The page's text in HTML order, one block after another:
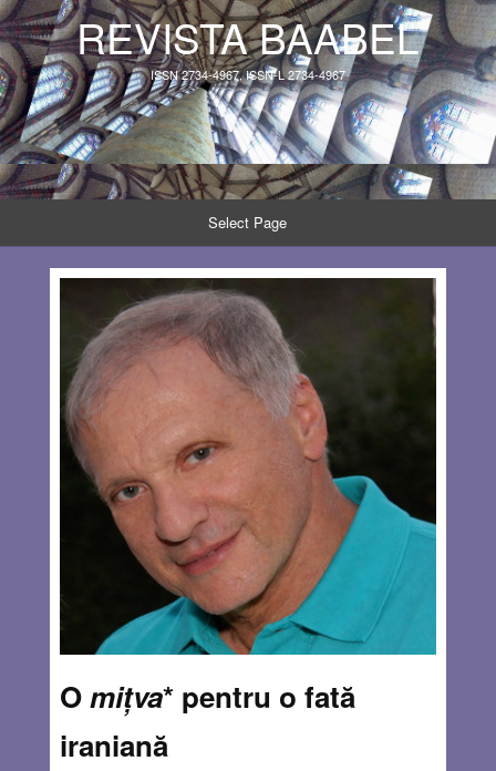
REVISTA BAABEL
ISSN 2734-4967, ISSN-L 2734-4967
Select Page
Omițva* pentru o fată
iraniană